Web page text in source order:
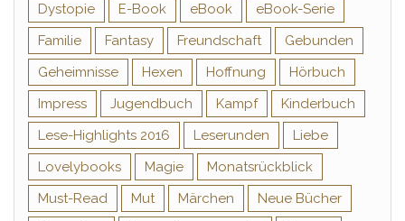
Dystopie
E-Book eBook
eBook-Serie
Familie
Fantasy Freundschaft
Gebunden
Geheimnisse
Hexen Hoffnung
Hörbuch
Impress
Jugendbuch Kampf
Kinderbuch
Lese-Highlights 2016
Leserunden
Liebe
Lovelybooks
Magie
Monatsrückblick
Must-Read
Mut Märchen
Neue Bücher